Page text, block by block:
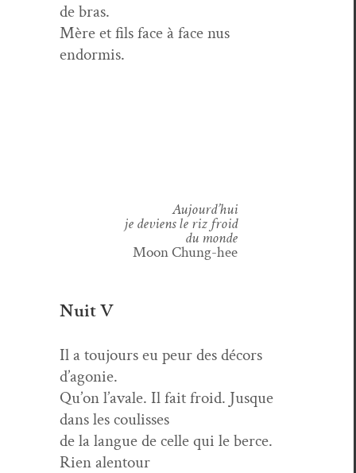
de bras.
Mère et fils face à face nus
endormis.
Aujourd’hui
je deviens le riz froid
du monde
Moon Chung-hee
Nuit V
Il a tou­jours eu peur des décors
d’agonie.
Qu’on l’avale. Il fait froid. Jusque
dans les coulisses
de la langue de celle qui le berce.
Rien alentour